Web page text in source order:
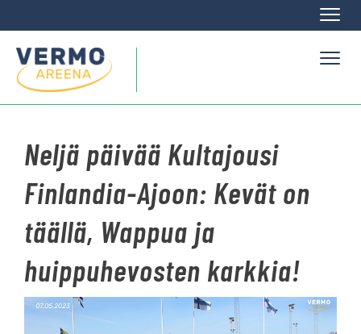
Neljä päivää Kultajousi
Finlandia-Ajoon: Kevät on
täällä, Wappua ja
huippuhevosten karkkia!